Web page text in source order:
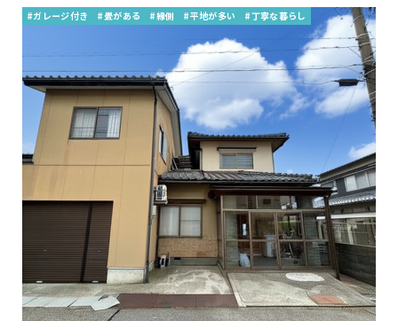
#ガレージ付き #畳がある #縁側 #平地が多い #丁寧な暮らし